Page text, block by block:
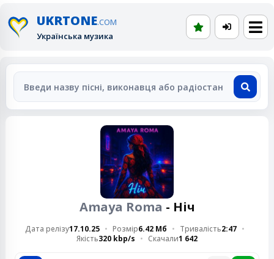
UKRTONE.COM
Українська музика
Amaya Roma - Ніч
Дата релізу17.10.25 Розмір6.42 Мб Тривалість2:47
Якість320 kbp/s Скачали1 642